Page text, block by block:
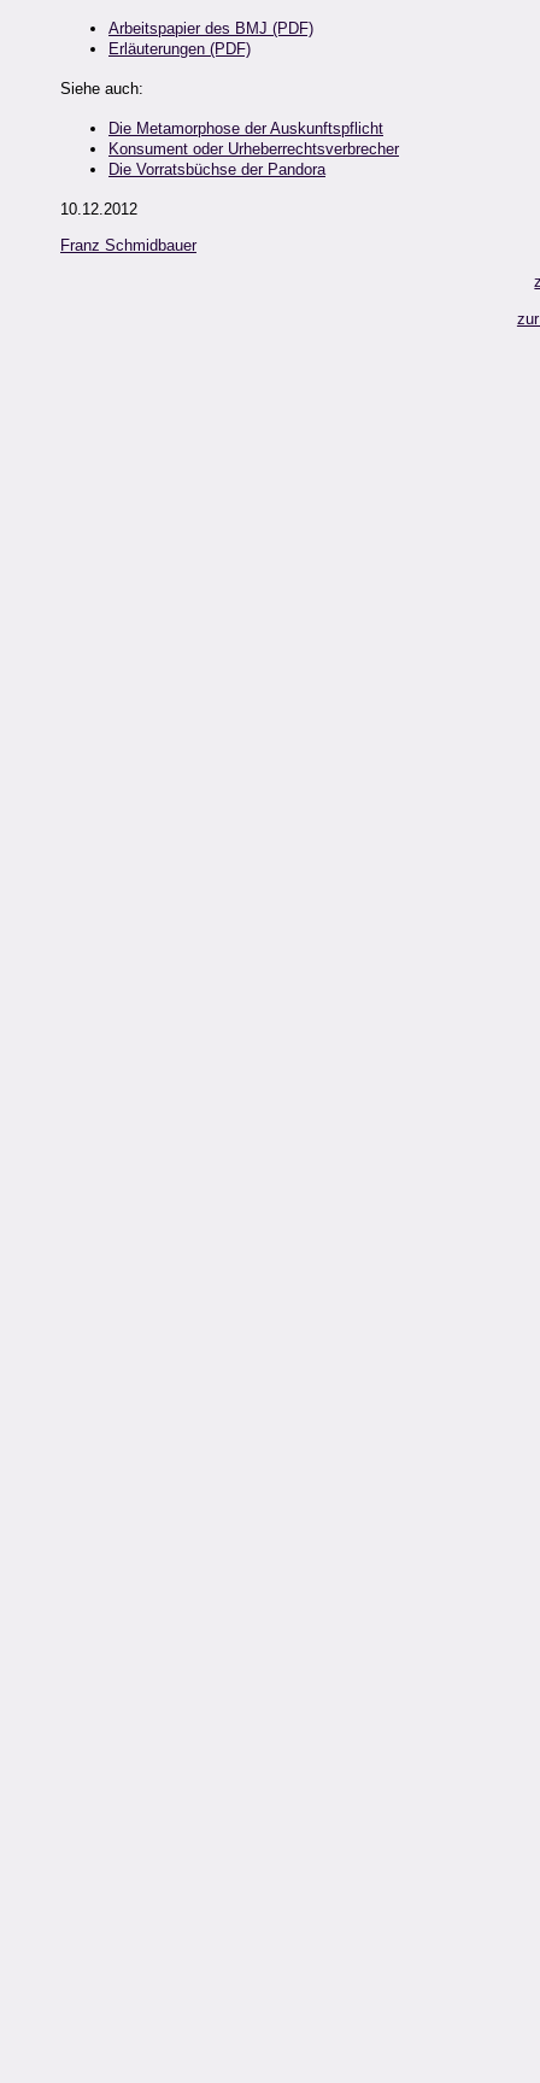
Arbeitspapier des BMJ (PDF)
Erläuterungen (PDF)
Siehe auch:
Die Metamorphose der Auskunftspflicht
Konsument oder Urheberrechtsverbrecher
Die Vorratsbüchse der Pandora
10.12.2012
Franz Schmidbauer